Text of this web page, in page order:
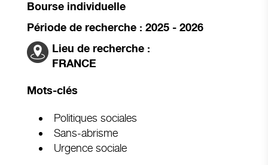
Bourse individuelle
Période de recherche : 2025 - 2026
Lieu de recherche :
FRANCE
Mots-clés
Politiques sociales
Sans-abrisme
Urgence sociale